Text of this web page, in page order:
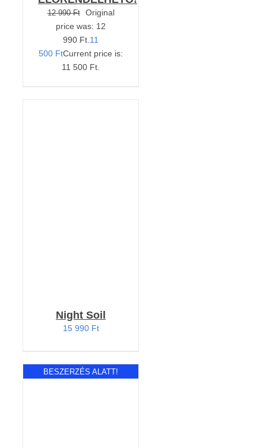
12 990Ft
Original
price was: 12
990 Ft. 11
500 FtCurrent price is:
11 500 Ft.
Night Soil
15 990 Ft
BESZERZÉS ALATT!